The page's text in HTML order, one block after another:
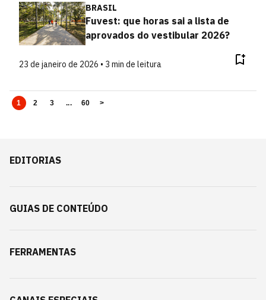
BRASIL
Fuvest: que horas sai a lista de
aprovados do vestibular 2026?
23 de janeiro de 2026 • 3 min de leitura
1 2 3 ... 60 >
EDITORIAS
GUIAS DE CONTEÚDO
FERRAMENTAS